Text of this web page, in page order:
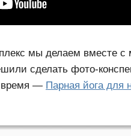
мы делаем вместе
сделать фото-
время — Парная йога